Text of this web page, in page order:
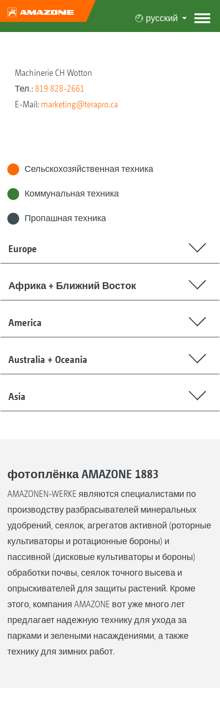
русский
Machinerie CH Wotton
Тел.: 819 828-2661
E-Mail: marketing@terapro.ca
Сельскохозяйственная техника
Коммунальная техника
Пропашная техника
Europe
Африка + Ближний Восток
America
Australia + Oceania
Asia
фотоплёнка AMAZONE 1883
AMAZONEN-WERKE являются специалистами по
производству разбрасывателей минеральных
удобрений, сеялок, агрегатов активной (роторные
культиваторы и ротационные бороны) и
пассивной (дисковые культиваторы и бороны)
обработки почвы, сеялок точного высева и
опрыскивателей для защиты растений. Кроме
этого, компания AMAZONE вот уже много лет
предлагает надежную технику для ухода за
парками и зелеными насаждениями, а также
технику для зимних работ.